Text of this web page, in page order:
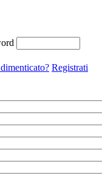
Registrati